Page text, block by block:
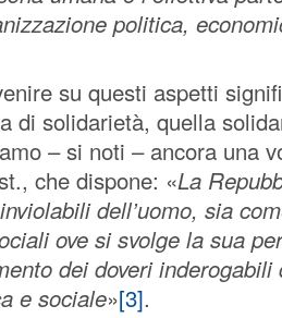
politica,
su questi aspetti
di solidarietà, quella
– si noti – ancora una
che dispone: «La
dell’uomo, sia
ove si svolge la sua
dei doveri
e sociale»[3].